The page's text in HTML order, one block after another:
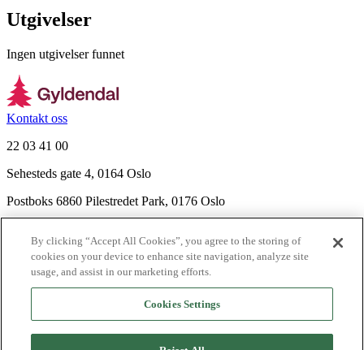
Utgivelser
Ingen utgivelser funnet
Kontakt oss
22 03 41 00
Sehesteds gate 4, 0164 Oslo
Postboks 6860 Pilestredet Park, 0176 Oslo
Nyhetsbrev
Ledige stillinger
Send inn manus
By clicking “Accept All Cookies”, you agree to the storing of
cookies on your device to enhance site navigation, analyze site
usage, and assist in our marketing efforts.
Cookies Settings